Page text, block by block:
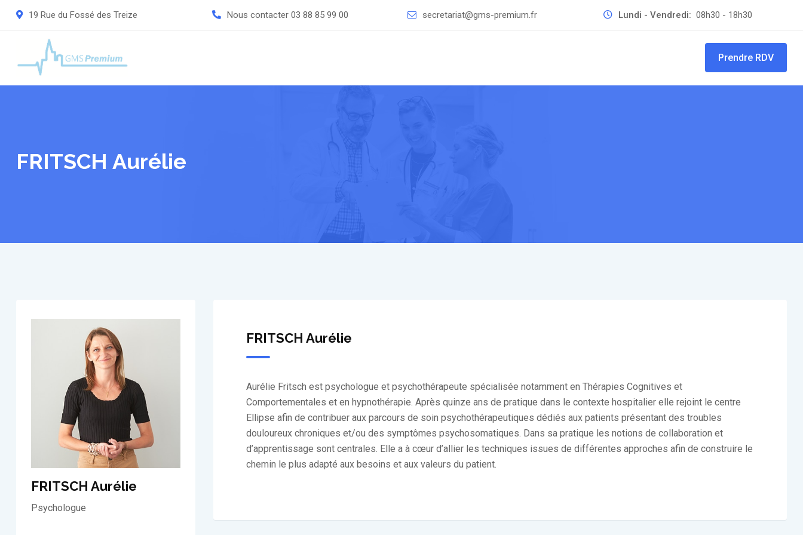
19 Rue du Fossé des Treize Nous contacter 03 88 85 99 00 secretariat@gms-premium.fr Lundi - Vendredi: 08h30 - 18h30
Prendre RDV
FRITSCH Aurélie
FRITSCH Aurélie
Psychologue
FRITSCH Aurélie
Aurélie Fritsch est psychologue et psychothérapeute spécialisée notamment en Thérapies Cognitives et
Comportementales et en hypnothérapie. Après quinze ans de pratique dans le contexte hospitalier elle rejoint le centre
Ellipse afin de contribuer aux parcours de soin psychothérapeutiques dédiés aux patients présentant des troubles
douloureux chroniques et/ou des symptômes psychosomatiques. Dans sa pratique les notions de collaboration et
d’apprentissage sont centrales. Elle a à cœur d’allier les techniques issues de différentes approches afin de construire le
chemin le plus adapté aux besoins et aux valeurs du patient.